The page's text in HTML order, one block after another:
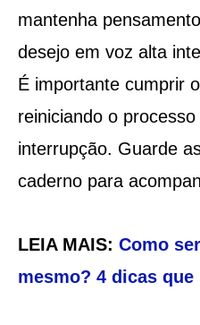
mantenha
desejo em voz alta
É importante cumprir
reiniciando o
interrupção. Guarde
caderno para
LEIA MAIS: Como
mesmo? 4 dicas